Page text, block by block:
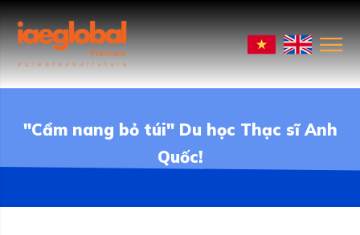
"Cẩm nang bỏ túi" Du học Thạc sĩ Anh
Quốc!